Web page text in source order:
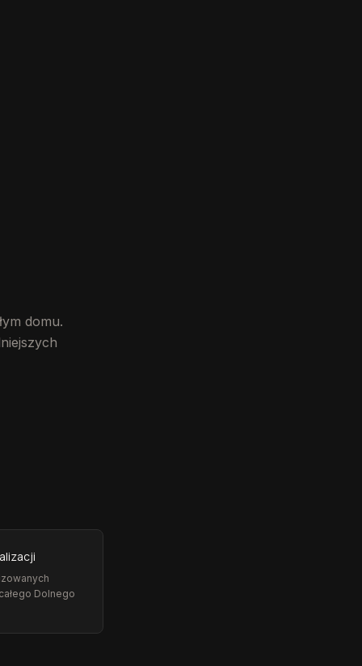
domu.
Dolnego